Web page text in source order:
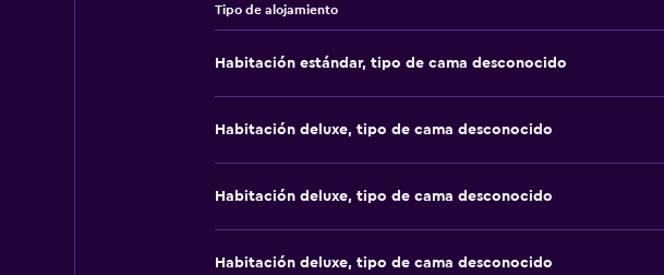
Tipo de alojamiento
Habitación estándar, tipo de cama desconocido
Habitación deluxe, tipo de cama desconocido
Habitación deluxe, tipo de cama desconocido
Habitación deluxe, tipo de cama desconocido